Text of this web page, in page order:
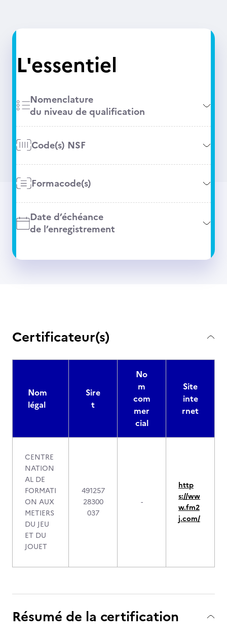
L'essentiel
Nomenclature
du niveau de qualification
Code(s) NSF
Formacode(s)
Date d’échéance
de l’enregistrement
Certificateur(s)
Nom
légal
Sire
t
No
m
com
mer
cial
Site
inte
rnet
CENTRE
NATION
AL DE
FORMATI
ON AUX
METIERS
DU JEU
ET DU
JOUET
491257
28300
037
-
http
s://ww
w.fm2
j.com/
Résumé de la certification